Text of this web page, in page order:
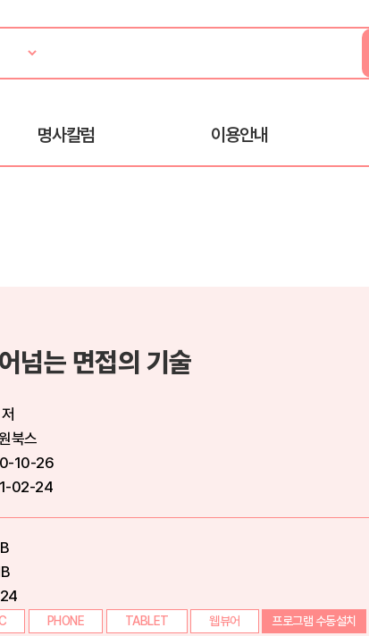
명사칼럼 이용안내
넘는 면접의 기술
북스
10-26
02-24
PHONE TABLET 웹뷰어 프로그램 수동설치